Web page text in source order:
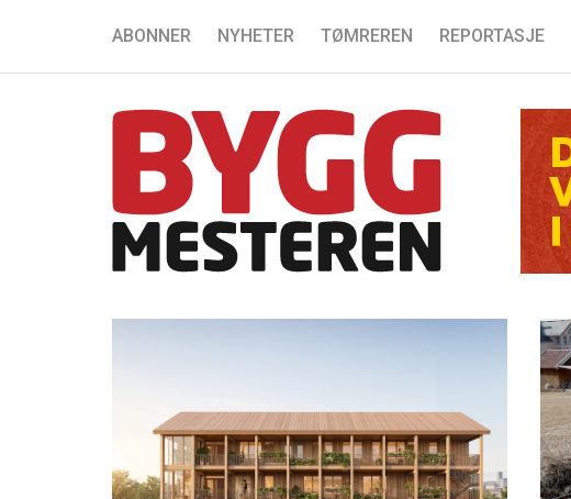
ABONNER NYHETER TØMREREN REPORTASJE